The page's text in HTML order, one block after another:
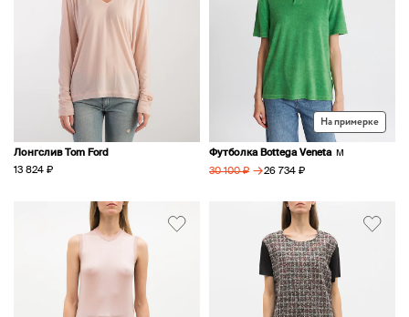
Лонгслив Tom Ford
13 824 ₽
На примерке
Футболка Bottega Veneta M
30 100 ₽ → 26 734 ₽